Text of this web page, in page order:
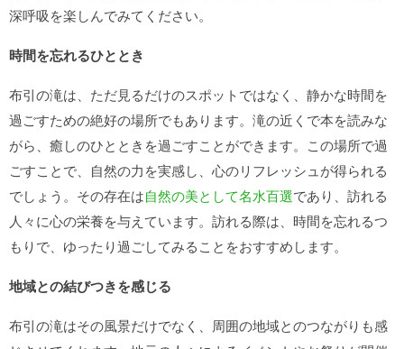
深呼吸を楽しんでみてください。
時間を忘れるひととき
布引の滝は、ただ見るだけのスポットではなく、静かな時間を
過ごすための絶好の場所でもあります。滝の近くで本を読みな
がら、癒しのひとときを過ごすことができます。この場所で過
ごすことで、自然の力を実感し、心のリフレッシュが得られる
でしょう。その存在は自然の美として名水百選であり、訪れる
人々に心の栄養を与えています。訪れる際は、時間を忘れるつ
もりで、ゆったり過ごしてみることをおすすめします。
地域との結びつきを感じる
布引の滝はその風景だけでなく、周囲の地域とのつながりも感